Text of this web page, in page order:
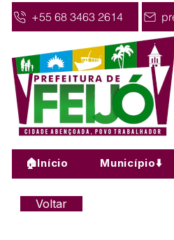
+55 68 3463 2614
🏠Início Município⬇️
Voltar